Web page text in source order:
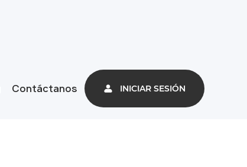
Contáctanos INICIAR SESIÓN